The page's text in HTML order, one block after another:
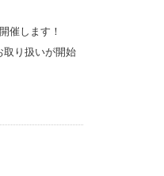
催します！
取り扱いが開始